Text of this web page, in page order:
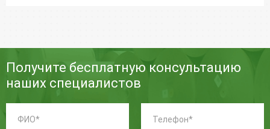
Получите бесплатную консультацию
наших специалистов